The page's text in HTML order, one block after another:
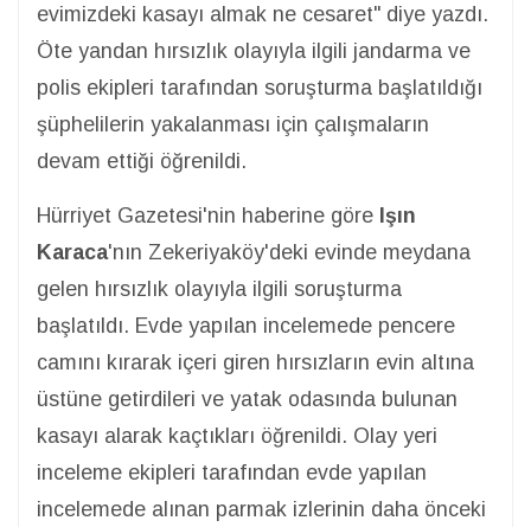
evimizdeki kasayı almak ne cesaret" diye yazdı.
Öte yandan hırsızlık olayıyla ilgili jandarma ve
polis ekipleri tarafından soruşturma başlatıldığı
şüphelilerin yakalanması için çalışmaların
devam ettiği öğrenildi.
Hürriyet Gazetesi'nin haberine göre Işın
Karaca'nın Zekeriyaköy'deki evinde meydana
gelen hırsızlık olayıyla ilgili soruşturma
başlatıldı. Evde yapılan incelemede pencere
camını kırarak içeri giren hırsızların evin altına
üstüne getirdileri ve yatak odasında bulunan
kasayı alarak kaçtıkları öğrenildi. Olay yeri
inceleme ekipleri tarafından evde yapılan
incelemede alınan parmak izlerinin daha önceki